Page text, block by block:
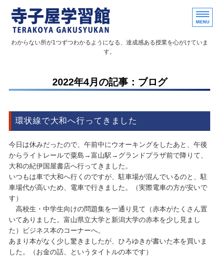
個別指導形式の学習塾と家庭
わからない所が1つずつわかるようになる、達成感ある授業を心がけていま
す。
個別指導塾
家庭教師
教室概要
お問い合わせ
2022年4月の記事：ブログ
環状線で大和へ行ってきました
今日は休みだったので、午前中にウオーキングをしたあと、午後
からライトレールで粟島→富山駅→グランドプラザ前で降りて、
大和の紀伊国屋書店へ行ってきました。
いつもは車で大和へ行くのですが、駐車場が混んでいるのと、駐
車場代が高いため、電車で行きました。（実際電車の方が安いで
す）
高校生・中学生向けの問題集を一通り見て（赤本がたくさん置
いてありました。富山県立大学と新潟大学の赤本を少し見まし
た）ビジネス本のコーナーへ。
あまり本がなく少し驚きましたが、ひろゆきが書いた本を買いま
した。（お金の話、というタイトルの本です）